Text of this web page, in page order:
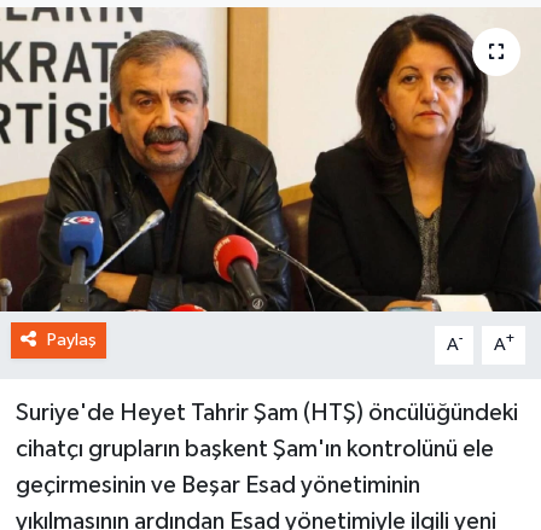
Paylaş A- A+
Suriye'de Heyet Tahrir Şam (HTŞ) öncülüğündeki
cihatçı grupların başkent Şam'ın kontrolünü ele
geçirmesinin ve Beşar Esad yönetiminin
yıkılmasının ardından Esad yönetimiyle ilgili yeni